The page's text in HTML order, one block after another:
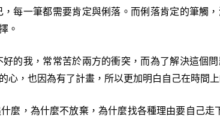
每一筆都需要肯定與俐落。而俐落肯定的筆觸
。
我，常常苦於兩方的衝突，而為了解決這個問
，也因為有了計畫，所以更加明白自己在時間上
，為什麼不放棄，為什麼找各種理由要自己走